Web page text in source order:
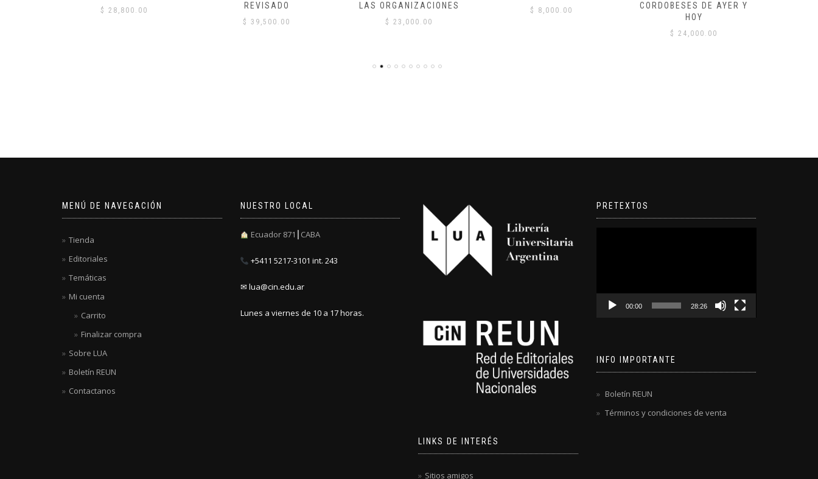
$ 28,800.00
REVISADO
$ 39,500.00
LAS ORGANIZACIONES
$ 23,000.00
$ 8,000.00
CORDOBESES DE AYER Y
HOY
$ 24,000.00
MENÚ DE NAVEGACIÓN
Tienda
Editoriales
Temáticas
Mi cuenta
Carrito
Finalizar compra
Sobre LUA
Boletín REUN
Contactanos
NUESTRO LOCAL
Ecuador 871┃CABA
+5411 5217-3101 int. 243
✉ lua@cin.edu.ar
Lunes a viernes de 10 a 17 horas.
LINKS DE INTERÉS
Sitios amigos
PRETEXTOS
00:00 28:26
INFO IMPORTANTE
Boletín REUN
Términos y condiciones de venta